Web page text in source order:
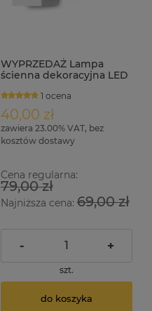
WYPRZEDAŻ Lampa
ścienna dekoracyjna LED
biało czarna
1 ocena
40,00 zł
zawiera 23.00% VAT, bez
kosztów dostawy
Cena regularna:
79,00 zł
Najniższa cena:69,00 zł
- +
szt.
do koszyka